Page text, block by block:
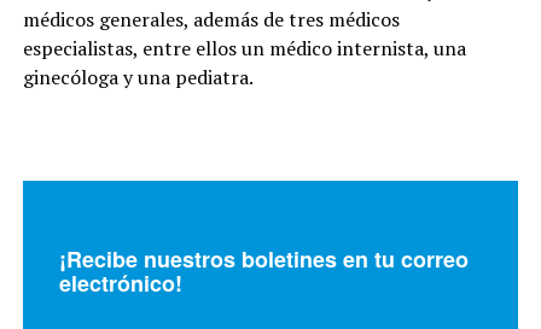
médicos generales, además de tres médicos
especialistas, entre ellos un médico internista, una
ginecóloga y una pediatra.